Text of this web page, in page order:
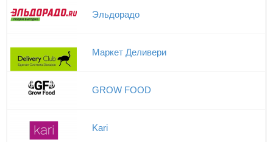
Эльдорадо
Маркет Деливери
GROW FOOD
Kari